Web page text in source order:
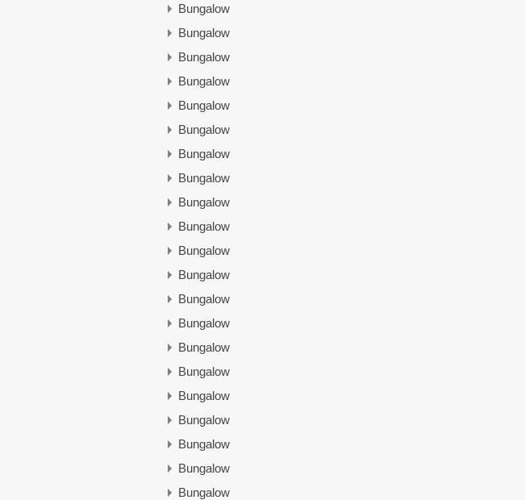
Bungalow
Bungalow
Bungalow
Bungalow
Bungalow
Bungalow
Bungalow
Bungalow
Bungalow
Bungalow
Bungalow
Bungalow
Bungalow
Bungalow
Bungalow
Bungalow
Bungalow
Bungalow
Bungalow
Bungalow
Bungalow